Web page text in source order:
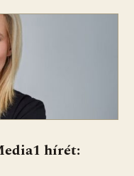
hírét: